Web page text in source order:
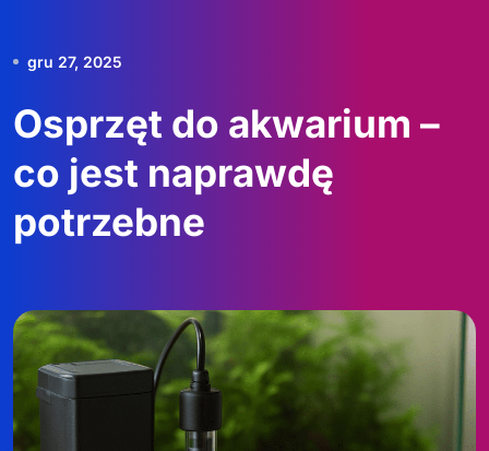
gru 27, 2025
Osprzęt do akwarium –
co jest naprawdę
potrzebne